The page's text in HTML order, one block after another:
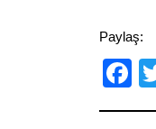
Paylaş: